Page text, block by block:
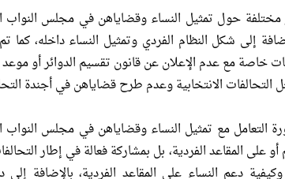
حول تمثيل النساء وقضاياهن في مجلس النواب
إلى شكل النظام الفردي وتمثيل النساء داخله، كما
خاصة مع عدم الإعلان عن قانون تقسيم الدوائر أو موعد
التحالفات الانتخابية وعدم طرح قضاياهن في أجندة
التعامل مع تمثيل النساء وقضاياهن في مجلس النواب
على المقاعد الفردية، بل بمشاركة فعالة في إطار
دعم النساء على المقاعد الفردية، بالإضافة